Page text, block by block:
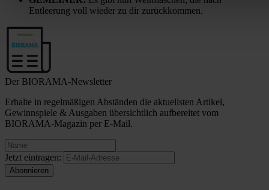
Entleerung voll wieder zu dir zurückkommen.
Der BIORAMA-Newsletter
Erhalte in regelmäßigen Abständen die aktuellsten Artikel,
Gewinnspiele & Ausgaben übersichtlich aufbereitet vom
BIORAMA-Magazin per E-Mail.
Jetzt eintragen: